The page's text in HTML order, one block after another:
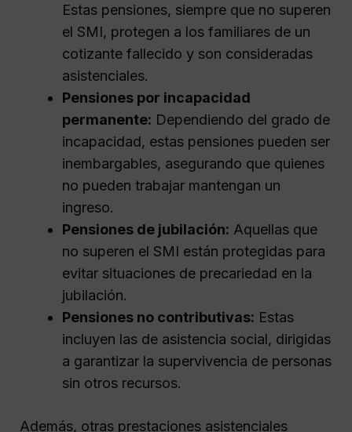
Estas pensiones, siempre que no superen
el SMI, protegen a los familiares de un
cotizante fallecido y son consideradas
asistenciales.
Pensiones por incapacidad
permanente: Dependiendo del grado de
incapacidad, estas pensiones pueden ser
inembargables, asegurando que quienes
no pueden trabajar mantengan un
ingreso.
Pensiones de jubilación: Aquellas que
no superen el SMI están protegidas para
evitar situaciones de precariedad en la
jubilación.
Pensiones no contributivas: Estas
incluyen las de asistencia social, dirigidas
a garantizar la supervivencia de personas
sin otros recursos.
Además, otras prestaciones asistenciales